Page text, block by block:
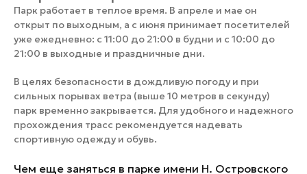
Парк работает в теплое время. В апреле и мае он
открыт по выходным, а с июня принимает посетителей
уже ежедневно: с 11:00 до 21:00 в будни и с 10:00 до
21:00 в выходные и праздничные дни.
В целях безопасности в дождливую погоду и при
сильных порывах ветра (выше 10 метров в секунду)
парк временно закрывается. Для удобного и надежного
прохождения трасс рекомендуется надевать
спортивную одежду и обувь.
Чем еще заняться в парке имени Н. Островского